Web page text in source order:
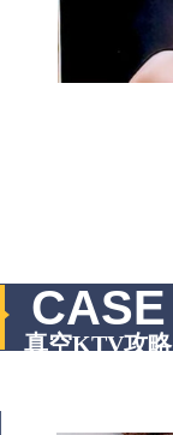
CASE
真空KTV攻略